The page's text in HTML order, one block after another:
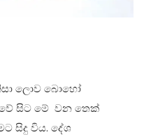
ලොව බොහෝ
සිට මේ වන තෙක්
සිදු විය. දේශ